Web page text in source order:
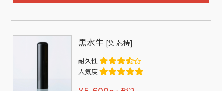
黒水牛 [染 芯持]
耐久性
人気度